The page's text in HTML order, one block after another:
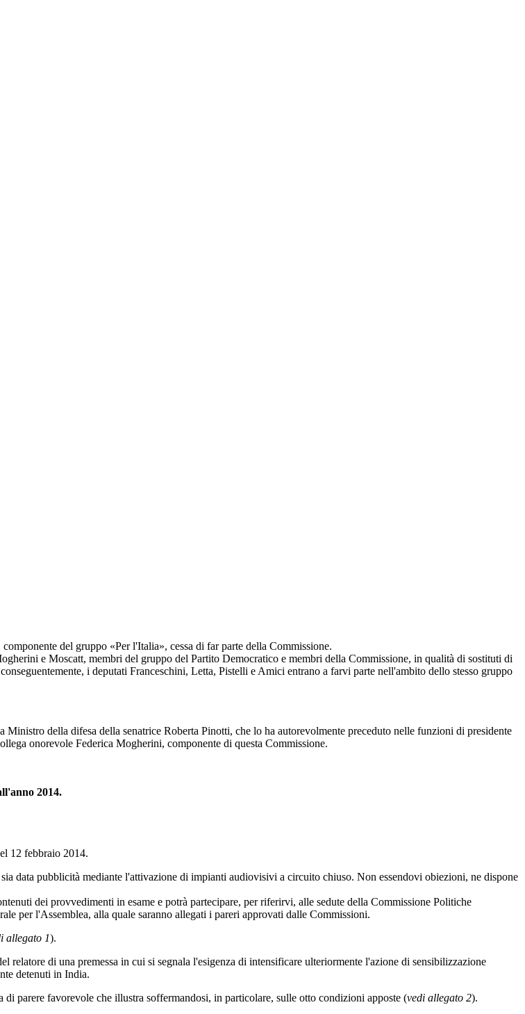
del gruppo «Per l'Italia», cessa di far parte della Commissione.
e Moscatt, membri del gruppo del Partito Democratico e membri della Commissione, in qualità di sostituti di
i deputati Franceschini, Letta, Pistelli e Amici entrano a farvi parte nell'ambito dello stesso gruppo
Ministro della difesa della senatrice Roberta Pinotti, che lo ha autorevolmente preceduto nelle funzioni di presidente
onorevole Federica Mogherini, componente di questa Commissione.
2014.
12 febbraio 2014.
data pubblicità mediante l'attivazione di impianti audiovisivi a circuito chiuso. Non essendovi obiezioni, ne dispone
dei provvedimenti in esame e potrà partecipare, per riferirvi, alle sedute della Commissione Politiche
per l'Assemblea, alla quale saranno allegati i pareri approvati dalle Commissioni.
allegato 1).
relatore di una premessa in cui si segnala l'esigenza di intensificare ulteriormente l'azione di sensibilizzazione
detenuti in India.
di parere favorevole che illustra soffermandosi, in particolare, sulle otto condizioni apposte (vedi allegato 2).